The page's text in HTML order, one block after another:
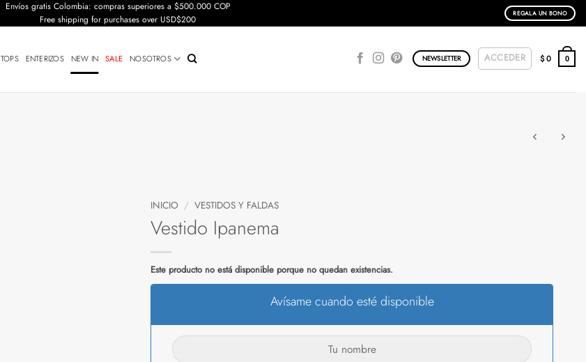
Envíos gratis Colombia: compras superiores a $500.000 COP
Free shipping for purchases over USD$200
REGALA UN BONO
TOPS ENTERIZOS NEW IN SALE NOSOTROS NEWSLETTER ACCEDER $0 0
INICIO / VESTIDOS Y FALDAS
Vestido Ipanema
Este producto no está disponible porque no quedan existencias.
Avísame cuando esté disponible